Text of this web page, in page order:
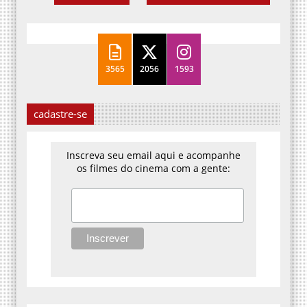
3565 2056 1593
cadastre-se
Inscreva seu email aqui e acompanhe
os filmes do cinema com a gente: